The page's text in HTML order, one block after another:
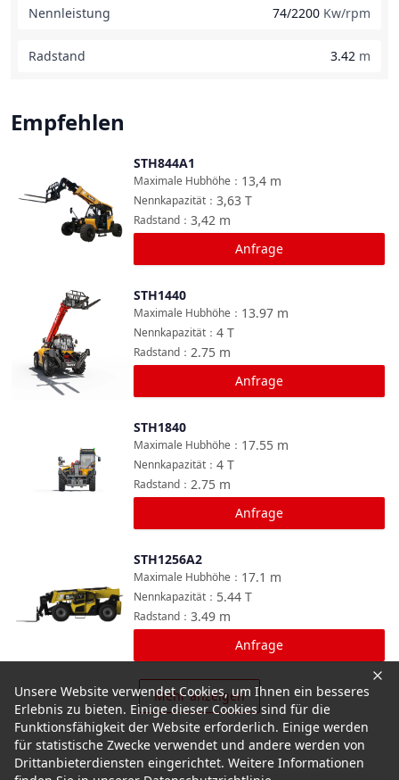
Nennleistung 74/2200 Kw/rpm
Radstand 3.42 m
Empfehlen
STH844A1
13,4 m
Maximale Hubhöhe ：
3,63 T
Nennkapazität ：
3,42 m
Radstand ：
Anfrage
Vergleichen
STH1440
13.97 m
Maximale Hubhöhe ：
4 T
Nennkapazität ：
2.75 m
Radstand ：
Anfrage
STH1840
17.55 m
Maximale Hubhöhe ：
4 T
Nennkapazität ：
2.75 m
Radstand ：
Anfrage
STH1256A2
17.1 m
Maximale Hubhöhe ：
5.44 T
Nennkapazität ：
3.49 m
Radstand ：
Anfrage
Mehr anzeigen
Unsere Website verwendet Cookies, um Ihnen ein besseres
Erlebnis zu bieten. Einige dieser Cookies sind für die
Funktionsfähigkeit der Website erforderlich. Einige werden
für statistische Zwecke verwendet und andere werden von
Drittanbieterdiensten eingerichtet. Weitere Informationen